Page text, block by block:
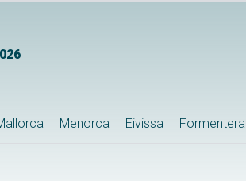
Menorca Eivissa Formentera